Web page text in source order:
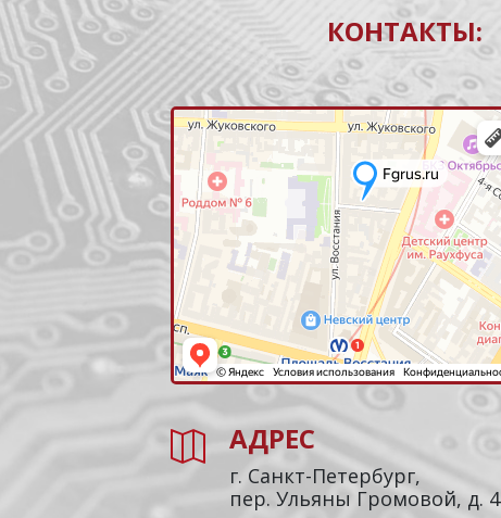
КОНТАКТЫ:
АДРЕС
г. Санкт-Петербург,
пер. Ульяны Громовой, д. 4